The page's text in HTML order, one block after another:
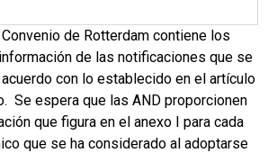
de Rotterdam contiene los
de las notificaciones que se
con lo establecido en el artículo
Se espera que las AND proporcionen
que figura en el anexo I para cada
que se ha considerado al adoptarse